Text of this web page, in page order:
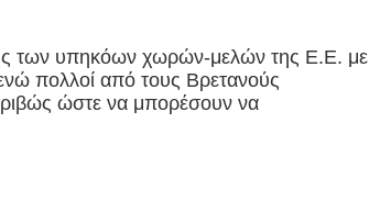
των υπηκόων χωρών-μελών της Ε.Ε. με
πολλοί από τους Βρετανούς
ώστε να μπορέσουν να